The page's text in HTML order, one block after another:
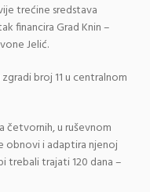
trećine sredstava
financira Grad Knin –
Jelić.
broj 11 u centralnom
četvornih, u ruševnom
obnovi i adaptira njenoj
trebali trajati 120 dana –